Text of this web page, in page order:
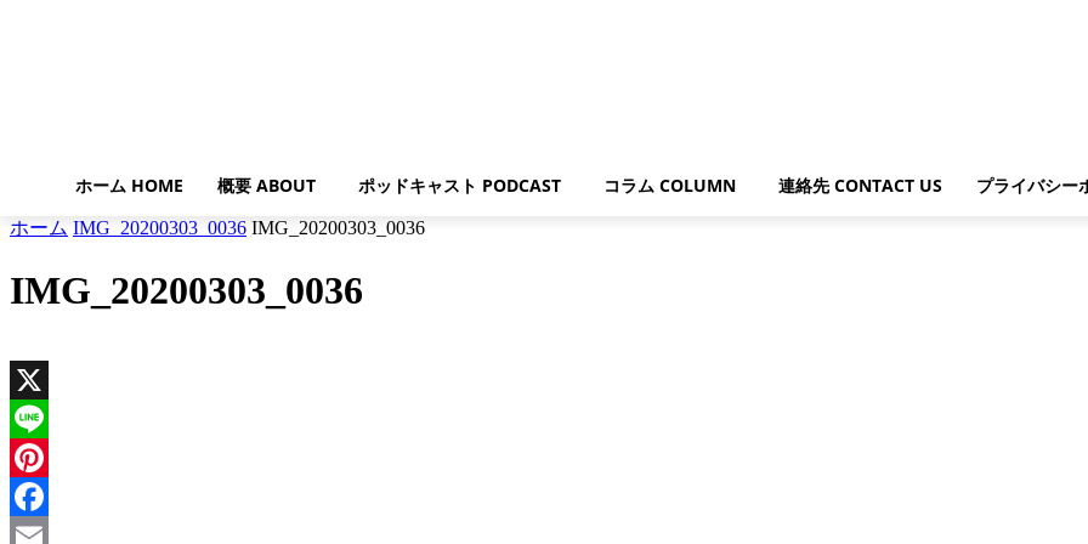
ホーム HOME 概要 ABOUT ポッドキャスト PODCAST コラム COLUMN 連絡先 CONTACT US プライバシー
ホーム IMG_20200303_0036 IMG_20200303_0036
IMG_20200303_0036
X
Line
Pinterest
Facebook